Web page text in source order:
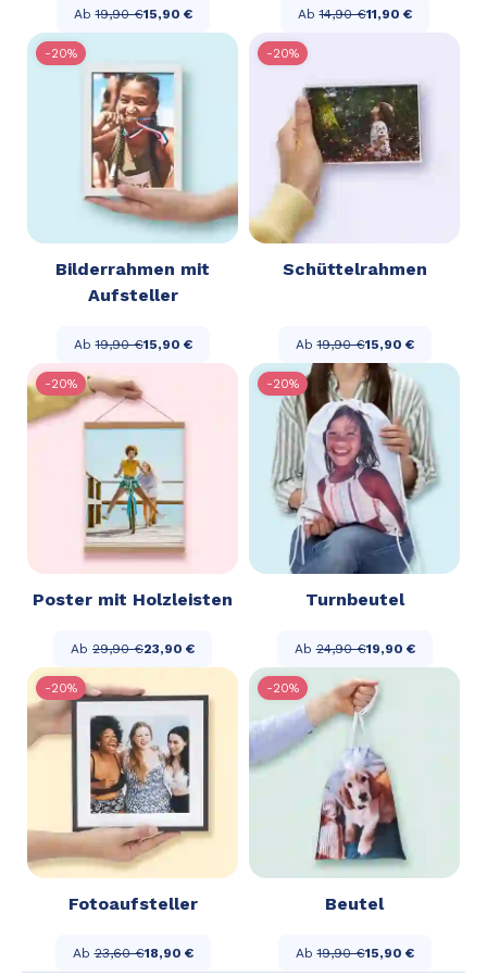
Ab19,90 €15,90 € Ab14,90 €11,90 €
-20%
Bilderrahmen mit
Aufsteller
Ab19,90 €15,90 €
-20%
Schüttelrahmen
Ab19,90 €15,90 €
-20%
Poster mit Holzleisten
Ab 29,90 €23,90 €
-20%
Turnbeutel
Ab24,90 €19,90 €
-20%
Fotoaufsteller
Ab23,60 €18,90 €
-20%
Beutel
Ab19,90 €15,90 €